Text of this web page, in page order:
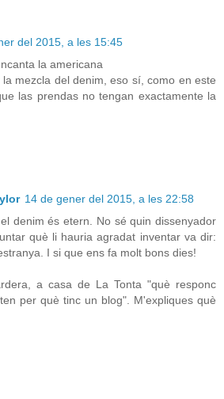
del 2015, a les 15:45
la americana
mezcla del denim, eso sí, como en este
las prendas no tengan exactamente la
14 de gener del 2015, a les 22:58
denim és etern. No sé quin dissenyador
què li hauria agradat inventar va dir:
I si que ens fa molt bons dies!
a casa de La Tonta "què responc
per què tinc un blog". M'expliques què